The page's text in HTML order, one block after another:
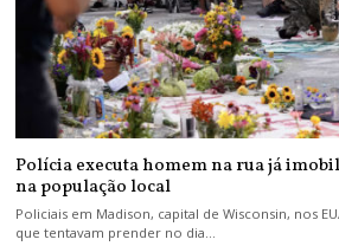
Polícia executa homem na rua já
na população local
Policiais em Madison, capital de Wisconsin, nos
que tentavam prender no dia…